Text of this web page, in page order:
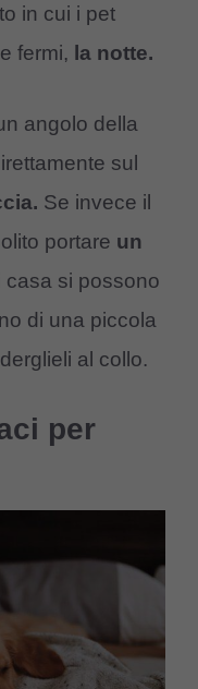
in cui i pet
fermi, la notte.
angolo della
sul
Se invece il
portare un
casa si possono
di una piccola
al collo.
per